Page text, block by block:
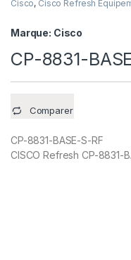
Cisco, Cisco Refresh
Marque: Cisco
CP-8831-
Comparer
CP-8831-BASE-S-RF
CISCO Refresh CP-8831-